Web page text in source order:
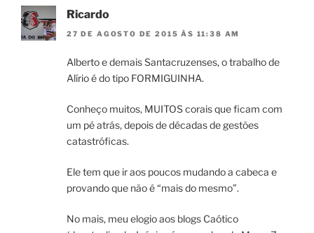
Ricardo
27 DE AGOSTO DE 2015 ÀS 11:38 AM
Alberto e demais Santacruzenses, o trabalho de
Alírio é do tipo FORMIGUINHA.
Conheço muitos, MUITOS corais que ficam com
um pé atrás, depois de décadas de gestões
catastróficas.
Ele tem que ir aos poucos mudando a cabeca e
provando que não é “mais do mesmo”.
No mais, meu elogio aos blogs Caótico